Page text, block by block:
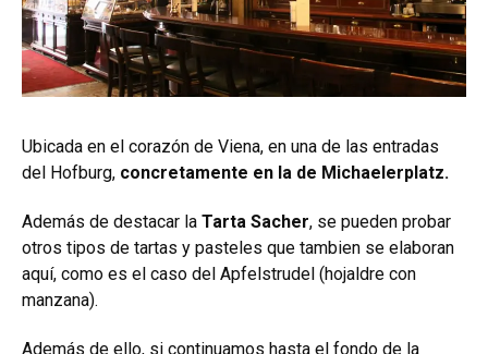
Ubicada en el corazón de Viena, en una de las entradas
del Hofburg, concretamente en la de Michaelerplatz.
Además de destacar la Tarta Sacher, se pueden probar
otros tipos de tartas y pasteles que tambien se elaboran
aquí, como es el caso del Apfelstrudel (hojaldre con
manzana).
Además de ello, si continuamos hasta el fondo de la